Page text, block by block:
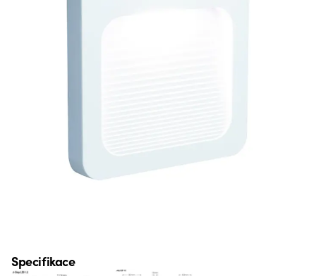
Specifikace